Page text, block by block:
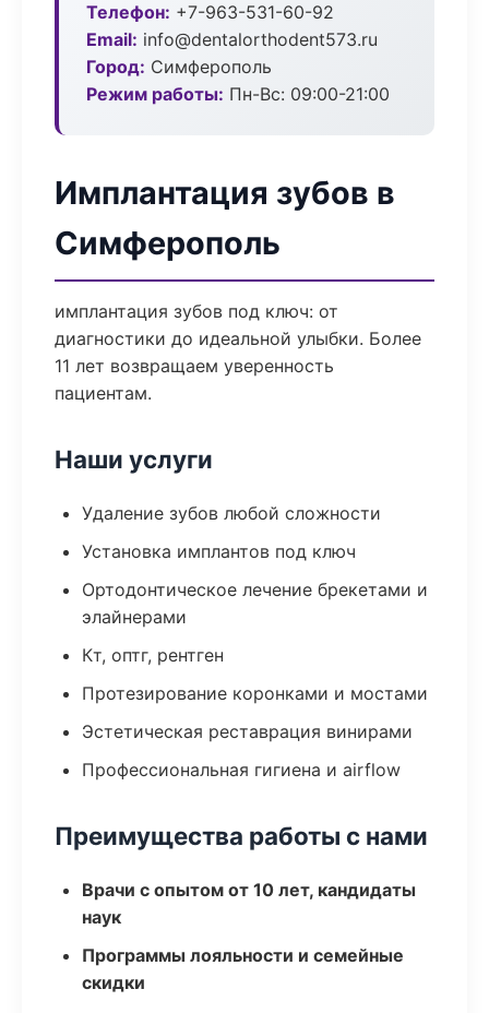
Телефон: +7-963-531-60-92
Email: info@dentalorthodent573.ru
Город: Симферополь
Режим работы: Пн-Вс: 09:00-21:00
Имплантация зубов в
Симферополь
имплантация зубов под ключ: от
диагностики до идеальной улыбки. Более
11 лет возвращаем уверенность
пациентам.
Наши услуги
Удаление зубов любой сложности
Установка имплантов под ключ
Ортодонтическое лечение брекетами и
элайнерами
Кт, оптг, рентген
Протезирование коронками и мостами
Эстетическая реставрация винирами
Профессиональная гигиена и airflow
Преимущества работы с нами
Врачи с опытом от 10 лет, кандидаты
наук
Программы лояльности и семейные
скидки